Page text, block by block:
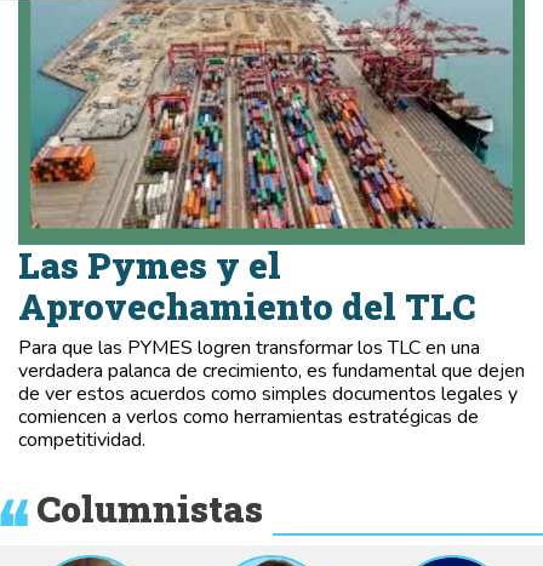
Las Pymes y el
Aprovechamiento del TLC
Para que las PYMES logren transformar los TLC en una
verdadera palanca de crecimiento, es fundamental que dejen
de ver estos acuerdos como simples documentos legales y
comiencen a verlos como herramientas estratégicas de
competitividad.
Columnistas